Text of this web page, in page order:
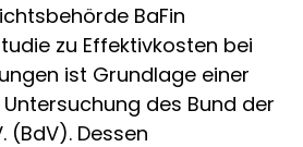
BaFin
zu Effektivkosten bei
ist Grundlage einer
des Bund der
(BdV). Dessen